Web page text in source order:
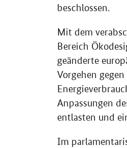
beschlossen.
Mit dem
Bereich
geänderte
Vorgehen
Anpassungen
entlasten und
Im